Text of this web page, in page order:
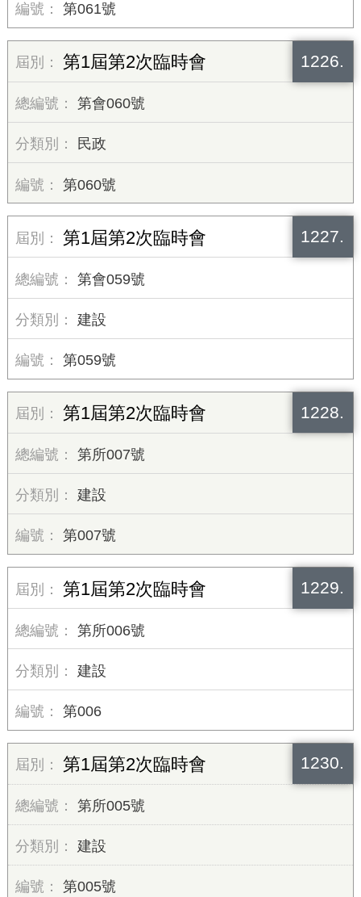
第061號
1226.
第1屆第2次臨時會
第會060號
民政
第060號
1227.
第1屆第2次臨時會
第會059號
建設
第059號
1228.
第1屆第2次臨時會
第所007號
建設
第007號
1229.
第1屆第2次臨時會
第所006號
建設
第006
1230.
第1屆第2次臨時會
第所005號
建設
第005號